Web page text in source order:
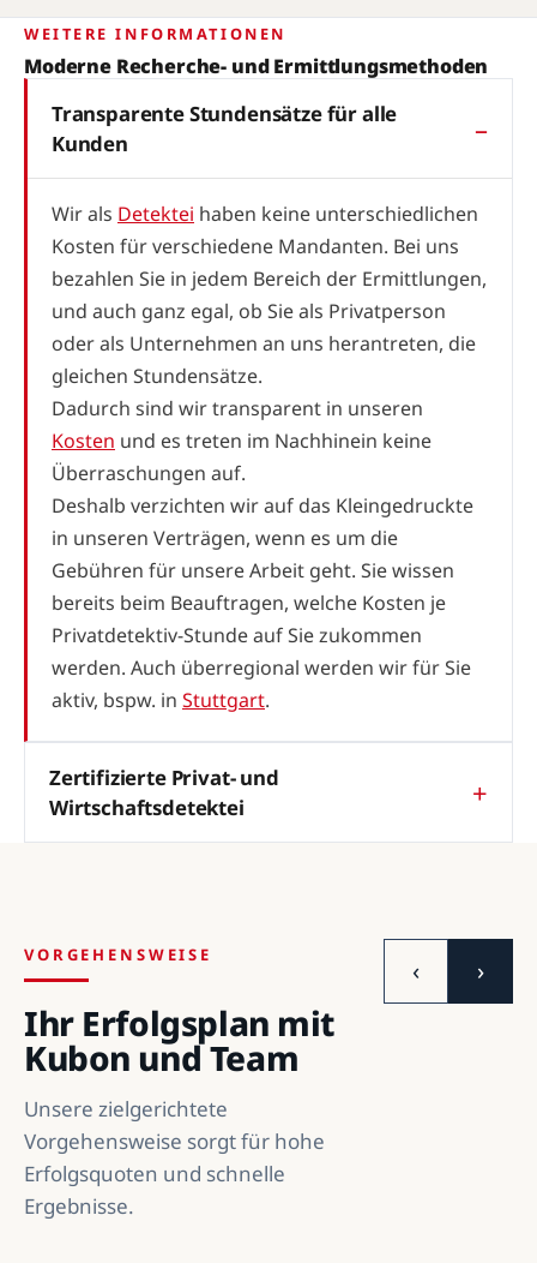
WEITERE INFORMATIONEN
Moderne Recherche- und Ermittlungsmethoden
Transparente Stundensätze für alle
Kunden
Wir als Detektei haben keine unterschiedlichen
Kosten für verschiedene Mandanten. Bei uns
bezahlen Sie in jedem Bereich der Ermittlungen,
und auch ganz egal, ob Sie als Privatperson
oder als Unternehmen an uns herantreten, die
gleichen Stundensätze.
Dadurch sind wir transparent in unseren
Kosten und es treten im Nachhinein keine
Überraschungen auf.
Deshalb verzichten wir auf das Kleingedruckte
in unseren Verträgen, wenn es um die
Gebühren für unsere Arbeit geht. Sie wissen
bereits beim Beauftragen, welche Kosten je
Privatdetektiv-Stunde auf Sie zukommen
werden. Auch überregional werden wir für Sie
aktiv, bspw. in Stuttgart.
Zertifizierte Privat- und
Wirtschaftsdetektei
VORGEHENSWEISE
Ihr Erfolgsplan mit
Kubon und Team
Unsere zielgerichtete
Vorgehensweise sorgt für hohe
Erfolgsquoten und schnelle
Ergebnisse.
‹ ›